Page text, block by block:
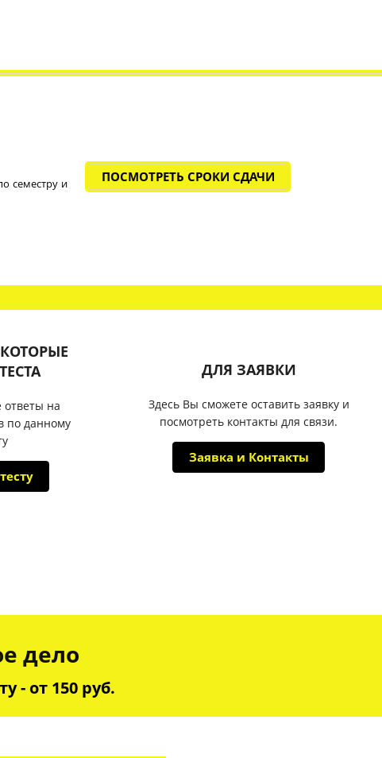
семестру и
ПОСМОТРЕТЬ СРОКИ СДАЧИ
ответы на
по данному
ДЛЯ ЗАЯВКИ
Здесь Вы сможете оставить заявку и
посмотреть контакты для связи.
Заявка и Контакты
дело
- от 150 руб.